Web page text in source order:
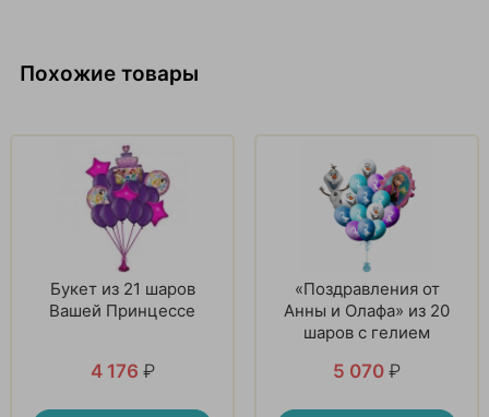
Похожие товары
Букет из 21 шаров
Вашей Принцессе
4 176 ₽
«Поздравления от
Анны и Олафа» из 20
шаров с гелием
5 070 ₽